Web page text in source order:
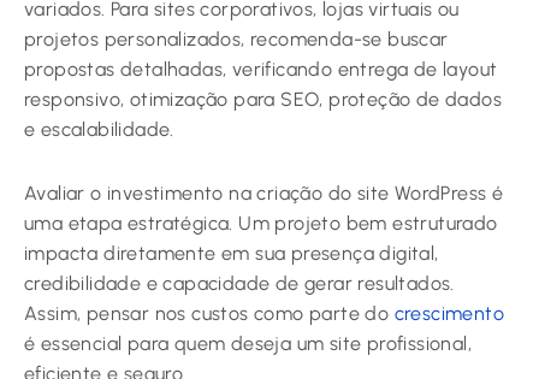
variados. Para sites corporativos, lojas virtuais ou
projetos personalizados, recomenda-se buscar
propostas detalhadas, verificando entrega de layout
responsivo, otimização para SEO, proteção de dados
e escalabilidade.
Avaliar o investimento na criação do site WordPress é
uma etapa estratégica. Um projeto bem estruturado
impacta diretamente em sua presença digital,
credibilidade e capacidade de gerar resultados.
Assim, pensar nos custos como parte do crescimento
é essencial para quem deseja um site profissional,
eficiente e seguro.